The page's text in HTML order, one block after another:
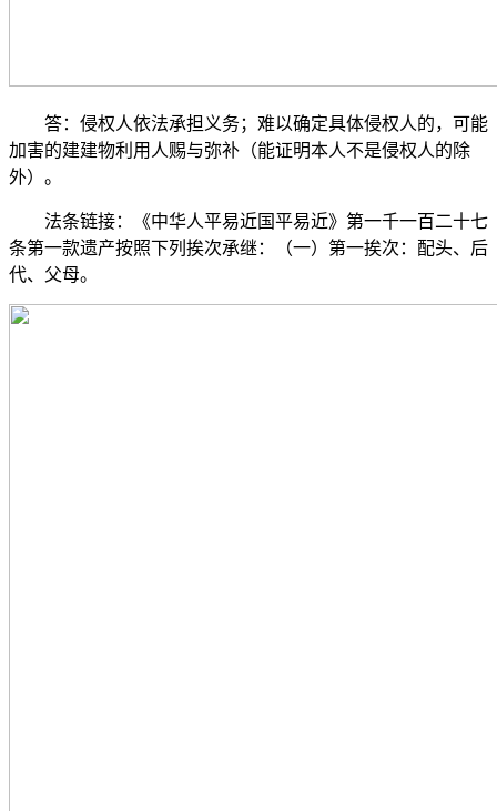
答：侵权人依法承担义务；难以确定具体侵权人的，可能
加害的建建物利用人赐与弥补（能证明本人不是侵权人的除
外）。
法条链接：《中华人平易近国平易近》第一千一百二十七
条第一款遗产按照下列挨次承继：（一）第一挨次：配头、后
代、父母。